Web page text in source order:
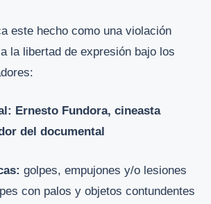
este hecho como una violación
la libertad de expresión bajo los
Ernesto Fundora, cineasta
del documental
golpes, empujones y/o lesiones
con palos y objetos contundentes